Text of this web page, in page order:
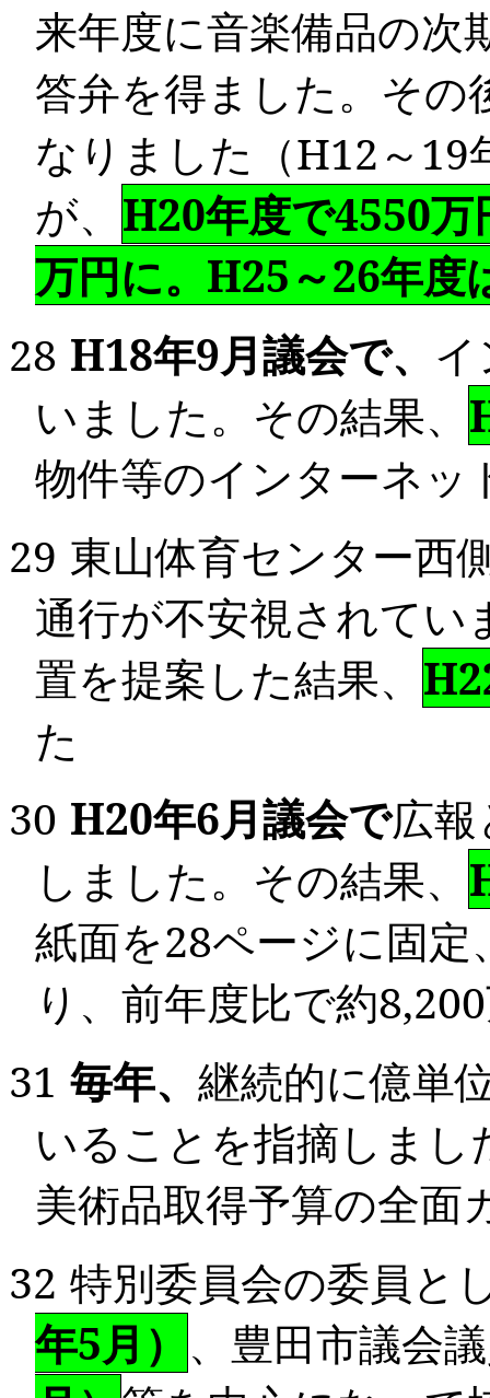
来年度に音楽備品の次
答弁を得ました。その
なりました（H12～19
が、 H20年度で4550万
万円に。 H25～26年度
28 H18年9月議会で、
いました。その結果、
物件等のインターネ
29 東山体育センター西
通行が不安視されて
置を提案した結果、
た
30 H20年6月議会で広
しました。その結果、
紙面を28ページに固定
り、前年度比で約8,200
31 毎年、 継続的に億単
いることを指摘しまし
美術品取得予算の全面
32 特別委員会の委員と
年5月） 、豊田市議会